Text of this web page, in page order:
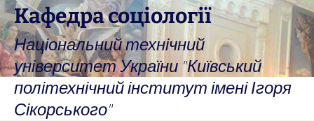
Skip
to
content
Кафедра соціології
Національний технічний
університет України "Київський
політехнічний інститут імені Ігоря
Сікорського"